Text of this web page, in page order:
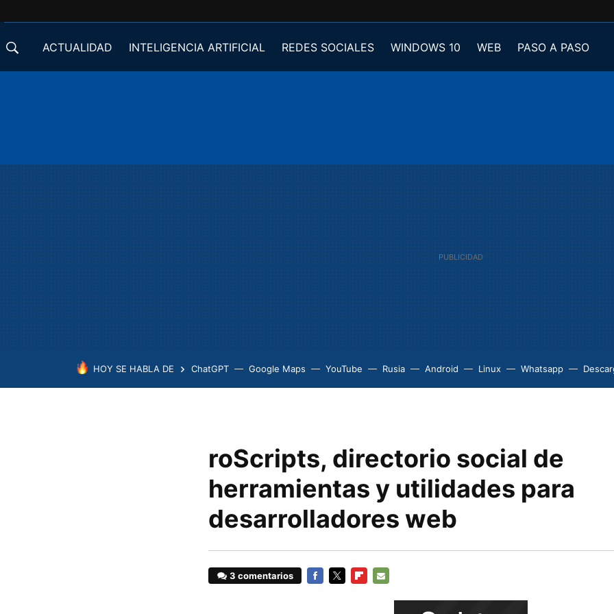
ACTUALIDAD INTELIGENCIA ARTIFICIAL REDES SOCIALES WINDOWS 10 WEB
PASO A PASO
HOY SE HABLA DE ChatGPT Google Maps YouTube Rusia Android Linux Whatsapp
roScripts, directorio social de
herramientas y utilidades para
desarrolladores web
3 comentarios